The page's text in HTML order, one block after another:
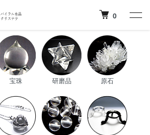
0
宝珠 研磨品 原石